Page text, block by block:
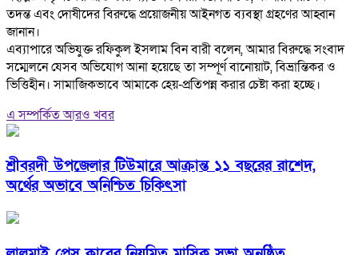
তদন্ত এবং দোষীদের বিরুদ্ধে প্রয়োজনীয় আইনগত ব্যবস্থা গ্রহণের আহ্বান
জানান।
‎এব্যাপারে অভিযুক্ত রফিকুল ইসলাম বিন বারী বলেন, আমার বিরুদ্ধে সংবাদ
সম্মেলনে যেসব অভিযোগ আনা হয়েছে তা সম্পূর্ণ বানোয়াট, বিভ্রান্তিকর ও
ভিত্তিহীন। সামাজিকভাবে আমাকে হেয়-প্রতিপন্ন করার চেষ্টা করা হচ্ছে।
এ সম্পর্কিত আরও খবর
শ্রীবরদী উপজেলার টিউমারে আক্রান্ত ১১ বছরের রাশেদ,
অর্থের অভাবে অনিশ্চিত চিকিৎসা